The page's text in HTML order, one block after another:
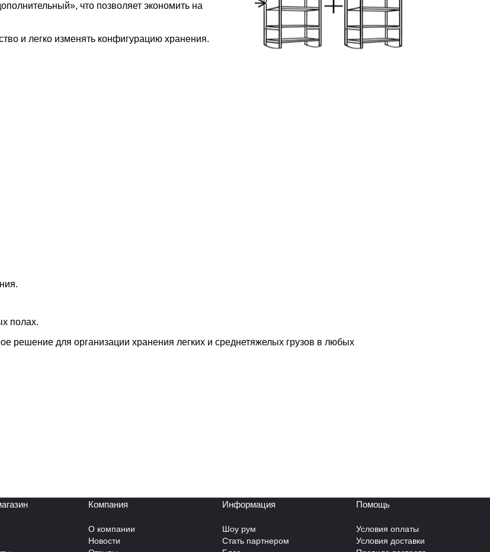
что позволяет экономить на
и легко изменять конфигурацию хранения.
полах.
решение для организации хранения легких и среднетяжелых грузов в любых
Компания
О компании
Новости
Информация
Шоу рум
Стать партнером
Помощь
Условия оплаты
Условия доставки